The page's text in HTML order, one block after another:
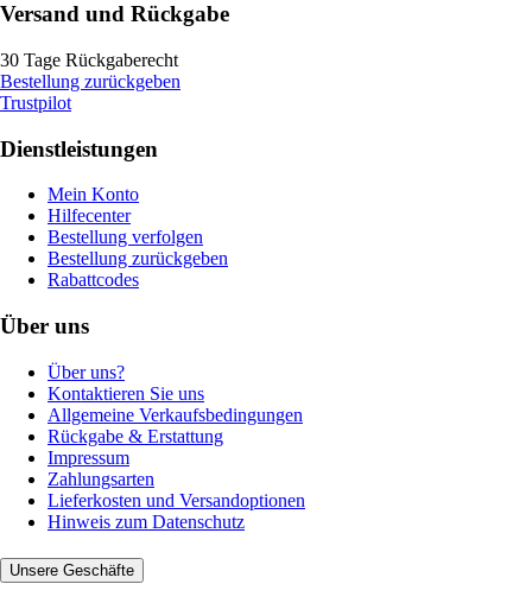
Versand und Rückgabe
30 Tage Rückgaberecht
Bestellung zurückgeben
Trustpilot
Dienstleistungen
Mein Konto
Hilfecenter
Bestellung verfolgen
Bestellung zurückgeben
Rabattcodes
Über uns
Über uns?
Kontaktieren Sie uns
Allgemeine Verkaufsbedingungen
Rückgabe & Erstattung
Impressum
Zahlungsarten
Lieferkosten und Versandoptionen
Hinweis zum Datenschutz
Unsere Geschäfte